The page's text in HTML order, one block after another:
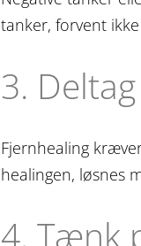
tanker, forvent
3.
Fjernhealing
healingen, løsnes
4. Tænk